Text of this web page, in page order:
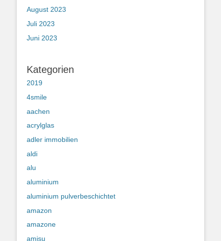
August 2023
Juli 2023
Juni 2023
Kategorien
2019
4smile
aachen
acrylglas
adler immobilien
aldi
alu
aluminium
aluminium pulverbeschichtet
amazon
amazone
amisu